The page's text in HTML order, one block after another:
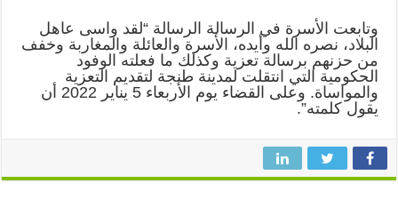
الأسرة في الرسالة الرسالة “لقد واسى عاهل
نصره الله وأيده، الأسرة والعائلة والمغاربة وخفف
حزنهم برسالة تعزية وكذلك ما فعلته الوفود
التي انتقلت لمدينة طنجة لتقديم التعزية
والمواساة. وعلى القضاء يوم الأربعاء 5 يناير 2022 أن
كلمته”.